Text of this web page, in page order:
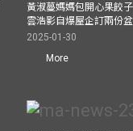
黃淑蔓媽媽包開心果餃
雲浩影自爆屋企訂兩份
2025-01-30
More